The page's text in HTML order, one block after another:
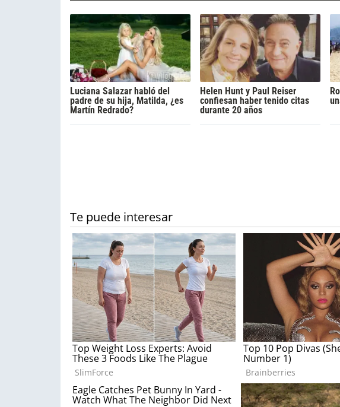
Luciana Salazar habló del
padre de su hija, Matilda, ¿es
Martín Redrado?
Helen Hunt y Paul Reiser
confiesan haber tenido citas
durante 20 años